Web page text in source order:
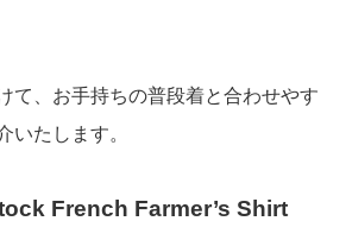
て、お手持ちの普段着と合わせやす
いたします。
French Farmer’s Shirt